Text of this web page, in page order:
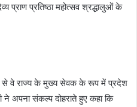
प्राण प्रतिष्ठा महोत्सव श्रद्धालुओं के
से वे राज्य के मुख्य सेवक के रूप में प्रदेश
अपना संकल्प दोहराते हुए कहा कि